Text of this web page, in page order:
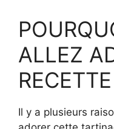
ALLEZ
RECETTE
Il y a plusieurs